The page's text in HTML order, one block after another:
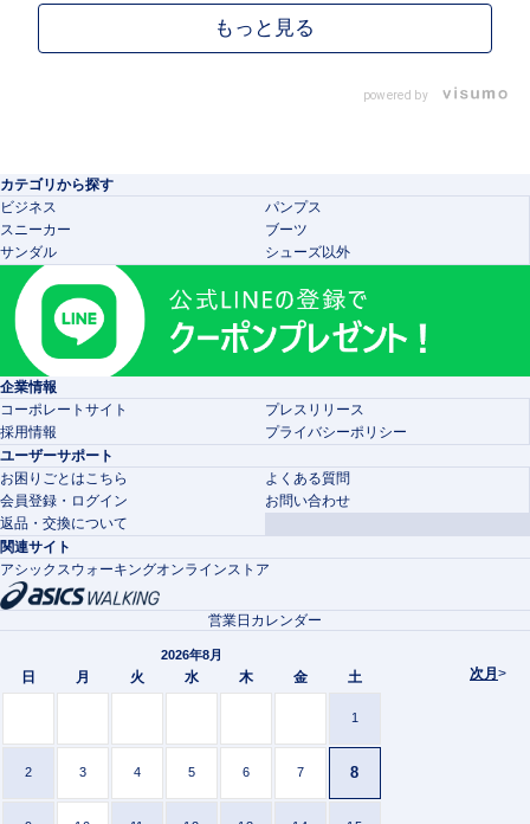
powered by
カテゴリから探す
ビジネス
パンプス
スニーカー
ブーツ
サンダル
シューズ以外
企業情報
コーポレートサイト
プレスリリース
採用情報
プライバシーポリシー
ユーザーサポート
お困りごとはこちら
よくある質問
会員登録・ログイン
お問い合わせ
返品・交換について
関連サイト
アシックスウォーキングオンラインストア
次月 >
営業日カレンダー
2026年8月
日 月 火 水 木 金 土
1
2 3 4 5 6 7 8